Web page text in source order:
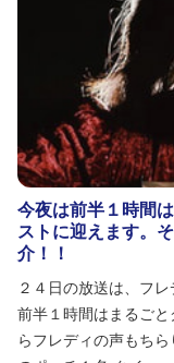
今夜は前半１時間
ストに迎えます。
介！！
２４日の放送は、フ
前半１時間はまるご
らフレディの声もち